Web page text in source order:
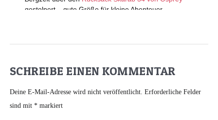
SCHREIBE EINEN KOMMENTAR
Deine E-Mail-Adresse wird nicht veröffentlicht. Erforderliche Felder
sind mit * markiert